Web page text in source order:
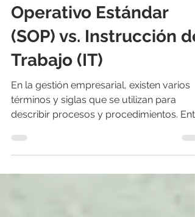
Procedimiento
Operativo Estándar
(SOP) vs. Instrucción de
Trabajo (IT)
En la gestión empresarial, existen varios
términos y siglas que se utilizan para
describir procesos y procedimientos.